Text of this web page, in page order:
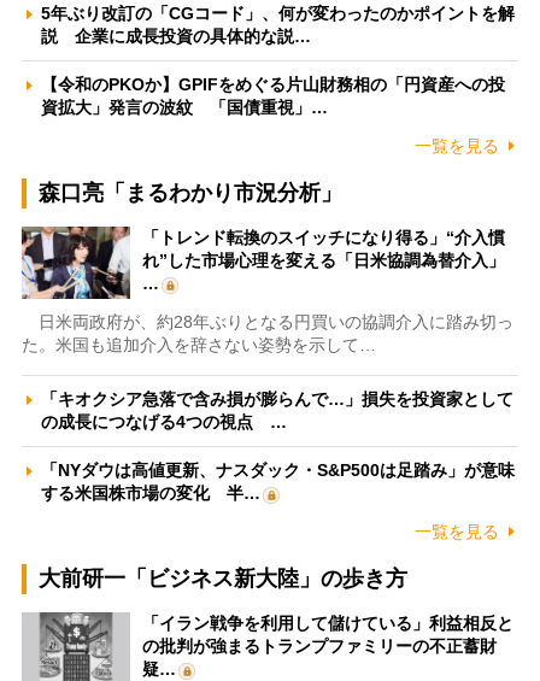
5年ぶり改訂の「CGコード」、何が変わったのかポイントを解
説 企業に成長投資の具体的な説…
【令和のPKOか】GPIFをめぐる片山財務相の「円資産への投
資拡大」発言の波紋 「国債重視」…
一覧を見る
森口亮「まるわかり市況分析」
「トレンド転換のスイッチになり得る」“介入慣
れ”した市場心理を変える「日米協調為替介入」
…
日米両政府が、約28年ぶりとなる円買いの協調介入に踏み切っ
た。米国も追加介入を辞さない姿勢を示して…
「キオクシア急落で含み損が膨らんで…」損失を投資家として
の成長につなげる4つの視点 …
「NYダウは高値更新、ナスダック・S&P500は足踏み」が意味
する米国株市場の変化 半…
一覧を見る
大前研一「ビジネス新大陸」の歩き方
「イラン戦争を利用して儲けている」利益相反と
の批判が強まるトランプファミリーの不正蓄財
疑…